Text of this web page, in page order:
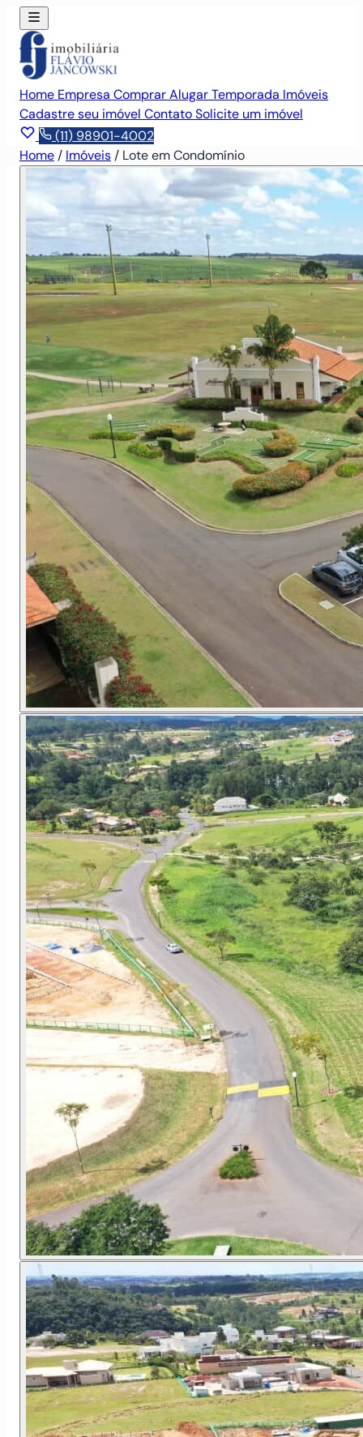
Home Empresa ComprarAlugarTemporada Imóveis
Cadastre seu imóvel ContatoSolicite um imóvel
(11) 98901-4002
Home / Imóveis / Lote em Condomínio